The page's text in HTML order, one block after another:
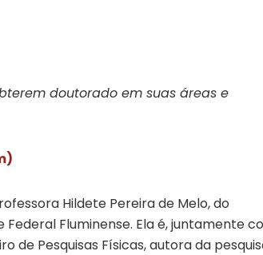
doutorado em suas áreas e
Hildete Pereira de Melo, do
Fluminense. Ela é, juntamente
de Pesquisas Físicas, autora da